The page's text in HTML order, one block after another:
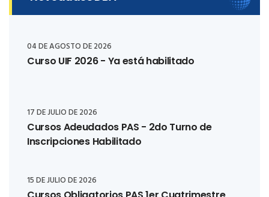
04 DE AGOSTO DE 2026
Curso UIF 2026 - Ya está habilitado
17 DE JULIO DE 2026
Cursos Adeudados PAS - 2do Turno de
Inscripciones Habilitado
15 DE JULIO DE 2026